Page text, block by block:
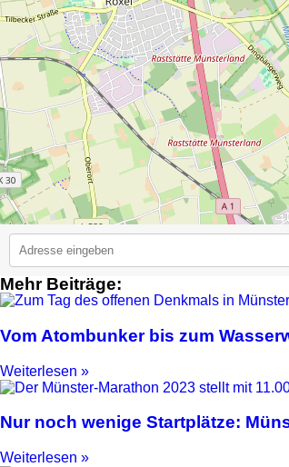
2
Mehr Beiträge:
Vom Atombunker bis zum
Weiterlesen »
Nur noch wenige Startplätze:
Weiterlesen »